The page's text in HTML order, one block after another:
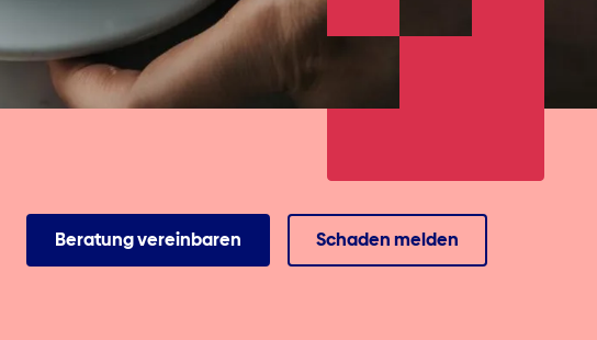
Beratung vereinbaren Schaden melden